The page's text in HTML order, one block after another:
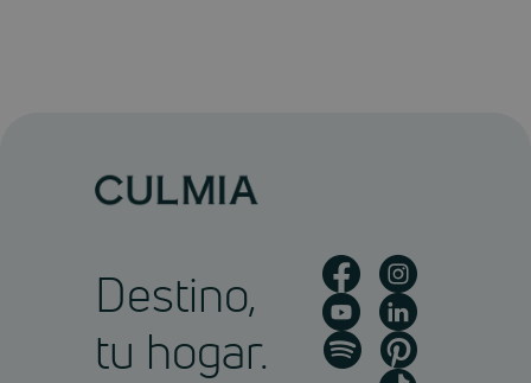
Destino,
tu hogar.